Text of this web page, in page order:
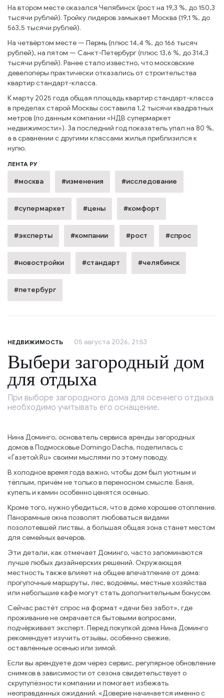
На втором месте оказался Челябинск (рост на 19,3 %, до 150,3
тысячи рублей). Тройку лидеров замыкает Москва (19,1 %, до
563,5 тысячи рублей).
На четвёртом месте — Пермь (плюс 14,4 %, до 166 тысяч
рублей), на пятом — Санкт-Петербург (плюс 13,6 %, до 314,3
тысячи рублей). Ранее стало известно, что московские
девелоперы практически отказались от строительства
квартир стандарт-класса.
К марту 2025 года общая площадь квартир стандарт-класса
в пределах старой Москвы составила 1,2 тысячи квадратных
метров (по данным компании «НДВ супермаркет
недвижимости»). За последний год показатель упал на 80 %,
а в сравнении с другими классами жилья приблизился к
нулю.
ЛЕНТА РУ
#москва #изменения #исследование
#супермаркет #цены #комфорт
#эксперты #компании #рост #спрос
#новостройки #стандарт #челябинск
#петербург
НЕДВИЖИМОСТЬ 05 августа 2026, 21:53
Выбери загородный дом
для отдыха
При выборе загородного дома для осеннего отдыха
необходимо учитывать его оснащение.
Нина Доминго, основатель сервиса аренды загородных
домов в Подмосковье Domingo Dacha, поделилась с
«Газетой.Ru» своими мыслями по этому поводу.
В холодное время года важно, чтобы дом был уютным и
тёплым, причём не только в переносном смысле. Баня,
купель и камин особенно ценятся осенью.
Кроме того, нужно убедиться, что в доме хорошее отопление.
Панорамные окна позволят любоваться видами
позолотевшей листвы, а большая общая зона станет местом
для семейных вечеров.
Эти детали, как отмечает Доминго, часто запоминаются
лучше любых дизайнерских решений. Окружающая
местность также влияет на общее впечатление от дома:
прогулочные маршруты, лес, водоёмы, местные хозяйства
или небольшие кафе могут стать дополнительным бонусом.
Сейчас растёт спрос на формат «дачи без забот», где
проживание не омрачается бытовыми вопросами,
подчёркивает эксперт. Перед покупкой дома Нина Доминго
рекомендует изучить отзывы, особенно свежие,
оставленные осенью или зимой.
Если вы арендуете дом через сервис, регулярное обновление
снимков в зависимости от сезона свидетельствует о
скрупулёзности компании и помогает избежать
неоправданных ожиданий. «Доверие начинается именно с